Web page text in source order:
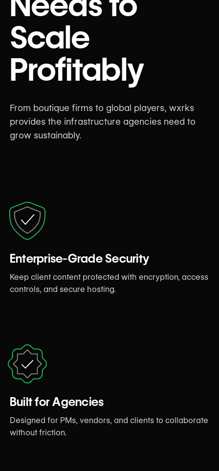
Scale
Profitably
From boutique firms to global players, wxrks
provides the infrastructure agencies need to
grow sustainably.
Enterprise-Grade Security
Keep client content protected with encryption, access
controls, and secure hosting.
Built for Agencies
Designed for PMs, vendors, and clients to collaborate
without friction.